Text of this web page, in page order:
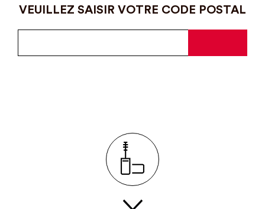
VEUILLEZ SAISIR VOTRE CODE POSTAL